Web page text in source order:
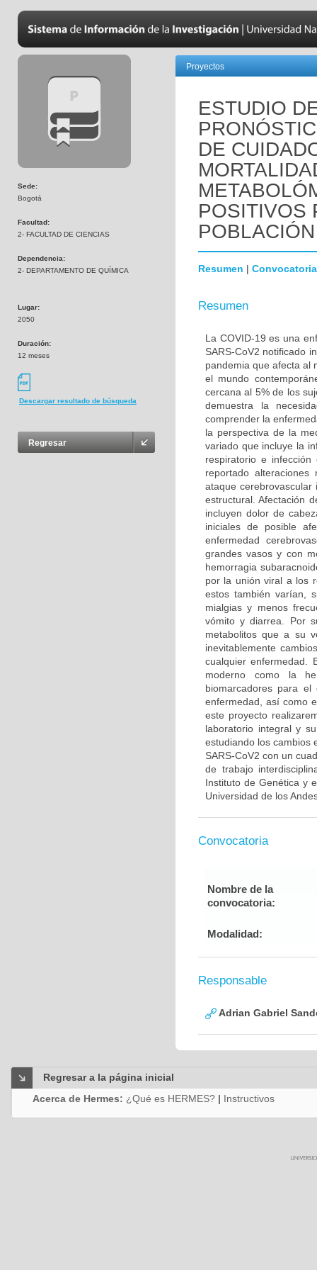
Sede:
Bogotá
Facultad:
2- FACULTAD DE CIENCIAS
Dependencia:
2- DEPARTAMENTO DE QUÍMICA
Lugar:
2050
Duración:
12 meses
Descargar resultado de búsqueda
Regresar
Proyectos
ESTUDIO
DE
POSITIVOS
Resumen | Convocatoria
Resumen
La COVID-19 es una
SARS-CoV2 notificado
pandemia que afecta al
el mundo
cercana al 5% de los
demuestra la
comprender la
la perspectiva de la
variado que incluye la
respiratorio e
reportado alteraciones
ataque cerebrovascular
estructural. Afectación
incluyen dolor de
iniciales de posible
enfermedad
grandes vasos y con
hemorragia
por la unión viral a los
estos también varían,
mialgias y menos
vómito y diarrea. Por
metabolitos que a su
inevitablemente
cualquier enfermedad.
moderno como la
biomarcadores para el
enfermedad, así como
este proyecto
laboratorio integral y
estudiando los cambios
SARS-CoV2 con un
de trabajo
Instituto de Genética y
Universidad de los
Convocatoria
Nombre de la
convocatoria:
Modalidad:
Responsable
Adrian Gabriel
Regresar a la página inicial
Acerca de Hermes: ¿Qué es HERMES? | Instructivos